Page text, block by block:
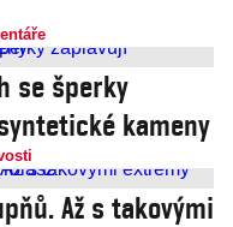
se šperky
kameny
Až s takovými